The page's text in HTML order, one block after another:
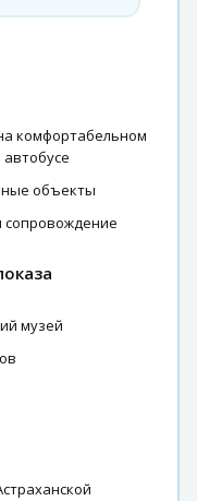
комфортабельном
объекты
сопровождение
музей